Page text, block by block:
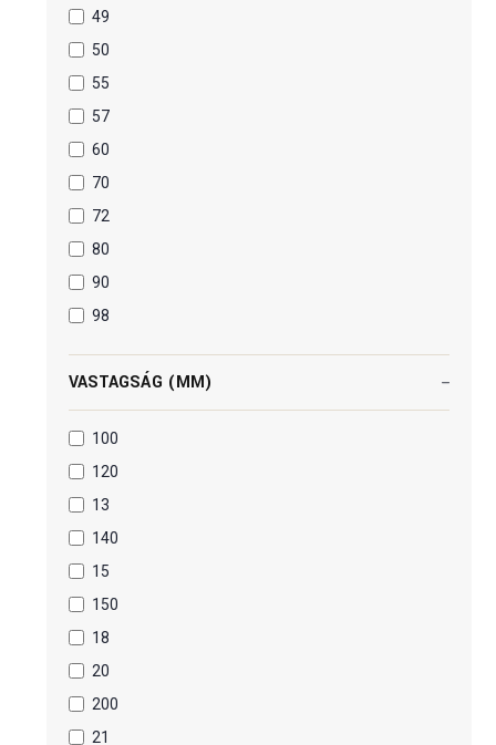
49
50
55
57
60
70
72
80
90
98
VASTAGSÁG (MM)
100
120
13
140
15
150
18
20
200
21